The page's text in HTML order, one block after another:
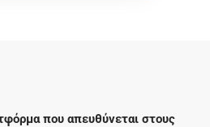
που απευθύνεται στους